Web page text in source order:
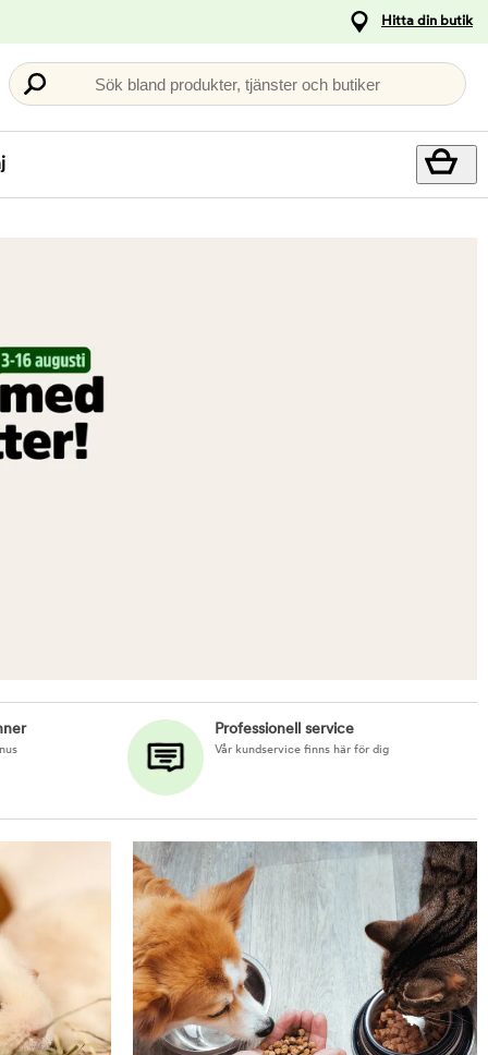
Hitta din butik
Sök bland produkter, tjänster och butiker
Professionell service
Vår kundservice finns här för dig